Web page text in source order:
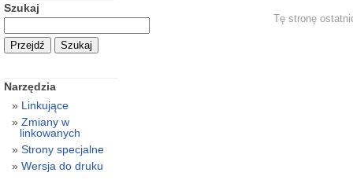
Szukaj
Narzędzia
Linkujące
Zmiany w
linkowanych
Strony specjalne
Wersja do druku
Tę stronę